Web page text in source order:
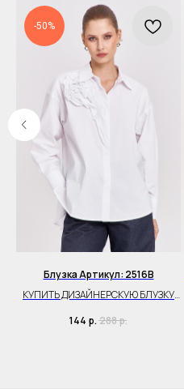
-50%
Блузка Артикул: 2516B
КУПИТЬ ДИЗАЙНЕРСКУЮ БЛУЗКУ
144 р. 288р.